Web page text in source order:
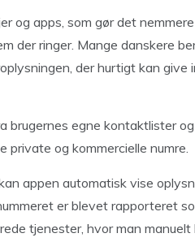
og apps, som gør det
der ringer. Mange danskere
der hurtigt kan give
brugernes egne kontaktlister
og kommercielle numre.
appen automatisk vise
er blevet rapporteret
tjenester, hvor man